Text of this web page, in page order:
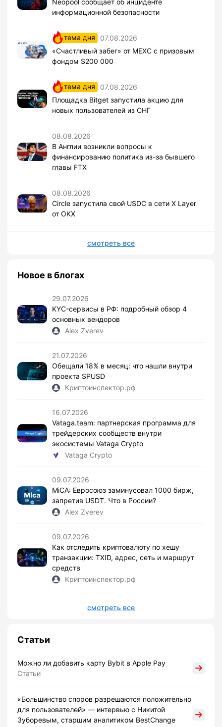
Neopool сообщает об инциденте
информационной безопасности
тема дня
07.08.2026
«Счастливый забег» от MEXC с призовым
фондом $200 000
тема дня
07.08.2026
Площадка Bitget запустила акцию для
новых пользователей из СНГ
08.08.2026
В Англии возникли вопросы к
финансированию политика из-за бывшего
главы FTX
08.08.2026
Circle запустила свой USDC в сети X Layer
от OKX
смотреть все
Новое в блогах
29.07.2026
KYC-сервисы в РФ: подробный обзор 4
основных вендоров
Alex Zverev
21.07.2026
Обещали 18% в месяц: что нашли внутри
проекта SPUSD
Криптоинспектор.рф
16.07.2026
Vataga.team: партнерская программа для
трейдерских сообществ внутри
экосистемы Vataga Crypto
Vataga Crypto
09.07.2026
MiCA: Евросоюз заминусовал 1000 бирж,
запретив USDT. Что в России?
Alex Zverev
09.07.2026
Как отследить криптовалюту по хешу
транзакции: TXID, адрес, сеть и маршрут
средств
Криптоинспектор.рф
смотреть все
Статьи
Можно ли добавить карту Bybit в Apple Pay
Статьи
«Большинство споров разрешаются положительно
для пользователей» — интервью с Никитой
Зуборевым, старшим аналитиком BestChange